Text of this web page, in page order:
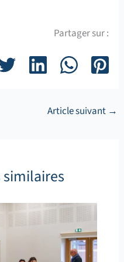
Partager sur :
Article suivant →